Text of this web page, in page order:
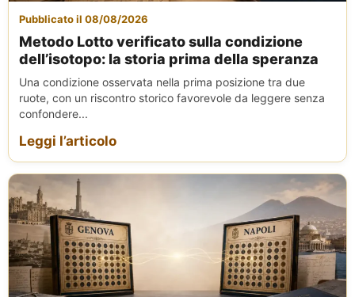
Pubblicato il 08/08/2026
Metodo Lotto verificato sulla condizione
dell’isotopo: la storia prima della speranza
Una condizione osservata nella prima posizione tra due
ruote, con un riscontro storico favorevole da leggere senza
confondere...
Leggi l’articolo